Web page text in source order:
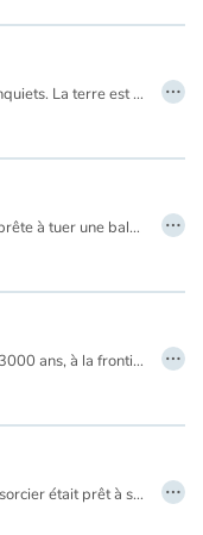
Les indiens algonquins sont inquiets. La terre est si profondément endormie sous la neige du grand hiver que le printemps ne pourra pas cette fois la réveiller. Le gibier se fait rare, la pêche difficile dans les lacs glacés et les provisions s’amenuisent dans les wigwams… Que faire ? Les anciens disent qu’il faut partir à la recherche d’un ours légendaire, le plus vieux grizzli de la forêt. On dit que son pouvoir est si grand qu’il peut changer les saisons… Le jeune Isha Patte-de-loup se lance sur ses traces… …
Un pauvre pécheur inuit s’apprête à tuer une baleine échouée sur le rivage quand celle-ci l’implorede lui laisser la vie sauve, en échange d’une pêche miraculeuse… et lui enlever à jamais le goût de chasser les baleines… …
Un cèdre immense, vieux de 3000 ans, à la frontière de deux royaumes… Les sultans ont l’habitude de se retrouver sous son ombre apaisante pour parler tranquillement. Pourtant, un jour, ils se fâchent pour une broutille. La méfiance s’installe et le vieux cèdre, qui connaît bien le cœur des hommes, craint pour la paix. Un arbre peut il éviter une guerre ? Oui, s’il est aidé d’une colombe, il peut faire entendre la voix de la raison et ramener les deux sultans à la sagesse en leur enseignant que la différence est source de richesse partagée… …
…ou comment un orgueilleux sorcier était prêt à sacrifier son village pour satisfaire ses rêves de toute-puissance, et provoqua la disparition des étoiles du ciel de la plaine… Grâce aux liens de paix et au courage qui unissent ses habitants, le village devra convaincre Pluie d’Etoiles, la fille du grand Manitou, de faire revenir les astres dans la voûte nocturne. …